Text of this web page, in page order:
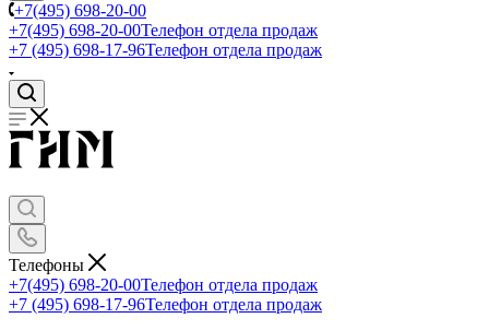
+7(495) 698-20-00
+7(495) 698-20-00Телефон отдела продаж
+7 (495) 698-17-96Телефон отдела продаж
Телефоны
+7(495) 698-20-00Телефон отдела продаж
+7 (495) 698-17-96Телефон отдела продаж